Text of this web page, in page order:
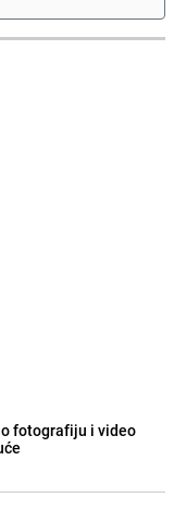
fotografiju i video